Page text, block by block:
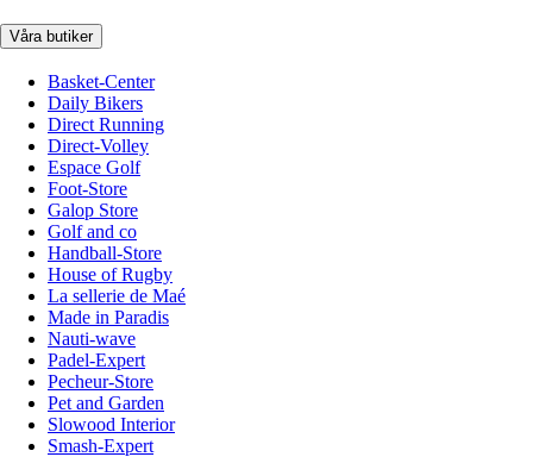
Våra butiker
Basket-Center
Daily Bikers
Direct Running
Direct-Volley
Espace Golf
Foot-Store
Galop Store
Golf and co
Handball-Store
House of Rugby
La sellerie de Maé
Made in Paradis
Nauti-wave
Padel-Expert
Pecheur-Store
Pet and Garden
Slowood Interior
Smash-Expert